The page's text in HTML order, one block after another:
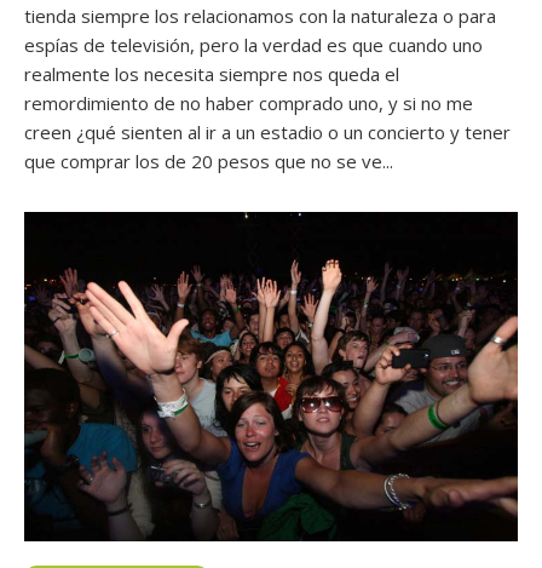
tienda siempre los relacionamos con la naturaleza o para
espías de televisión, pero la verdad es que cuando uno
realmente los necesita siempre nos queda el
remordimiento de no haber comprado uno, y si no me
creen ¿qué sienten al ir a un estadio o un concierto y tener
que comprar los de 20 pesos que no se ve...